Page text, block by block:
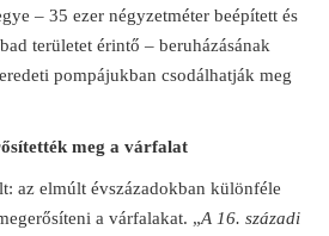
– 35 ezer négyzetméter beépített és
területet érintő – beruházásának
pompájukban csodálhatják meg
meg a várfalat
az elmúlt évszázadokban különféle
a várfalakat. „A 16. századi